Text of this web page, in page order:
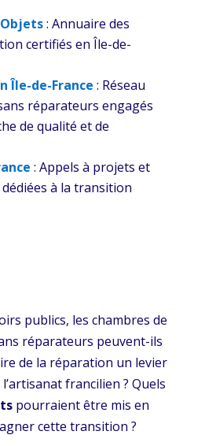
: Annuaire des
certifiés en Île-de-
Île-de-France : Réseau
réparateurs engagés
de qualité et de
: Appels à projets et
à la transition
publics, les chambres de
réparateurs peuvent-ils
de la réparation un levier
francilien ? Quels
pourraient être mis en
cette transition ?